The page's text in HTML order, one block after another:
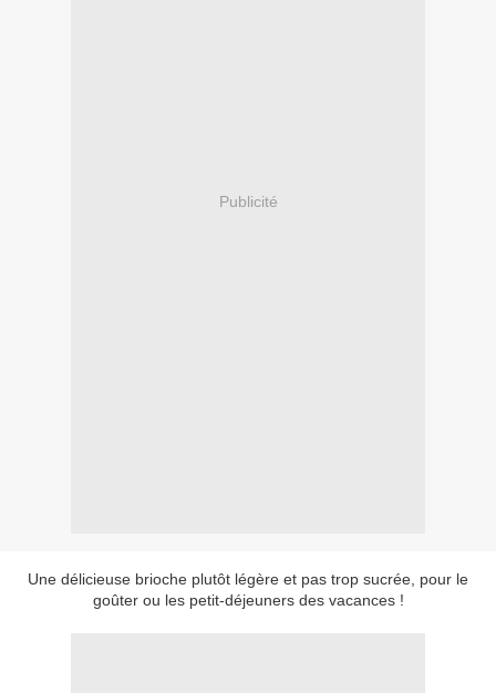
Publicité
Une délicieuse brioche plutôt légère et pas trop sucrée, pour le
goûter ou les petit-déjeuners des vacances !